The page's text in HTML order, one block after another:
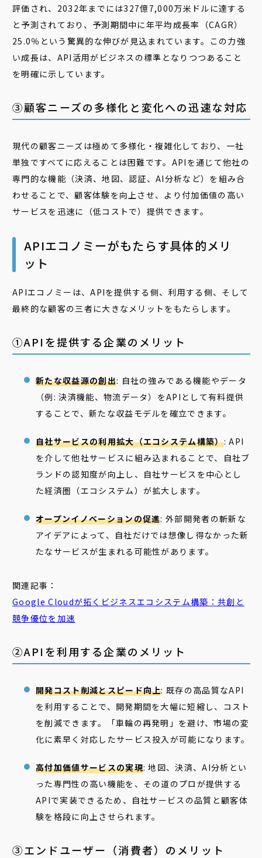
評価され、2032年までには327億7,000万米ドルに達する
と予測されており、予測期間中に年平均成長率（CAGR）
25.0％という驚異的な伸びが見込まれています。この力強
い成長は、API活用がビジネスの標準となりつつあること
を明確に示しています。
③顧客ニーズの多様化と変化への迅速な対応
現代の顧客ニーズは極めて多様化・複雑化しており、一社
単独ですべてに応えることは困難です。APIを通じて他社の
専門的な機能（決済、地図、認証、AI分析など）を組み合
わせることで、顧客体験を向上させ、より付加価値の高い
サービスを迅速に（低コストで）提供できます。
APIエコノミーがもたらす具体的メリ
ット
APIエコノミーは、APIを提供する側、利用する側、そして
最終的な顧客の三者に大きなメリットをもたらします。
①APIを提供する企業のメリット
新たな収益源の創出: 自社の強みである機能やデータ
（例: 決済機能、物流データ）をAPIとして有料提供
することで、新たな収益モデルを確立できます。
自社サービスの利用拡大（エコシステム構築）: API
を介して他社サービスに組み込まれることで、自社ブ
ランドの認知度が向上し、自社サービスを中心とし
た経済圏（エコシステム）が拡大します。
オープンイノベーションの促進: 外部開発者の斬新な
アイデアによって、自社だけでは想像し得なかった新
たなサービスが生まれる可能性があります。
関連記事：
Google Cloudが拓くビジネスエコシステム構築：共創と
競争優位を加速
②APIを利用する企業のメリット
開発コスト削減とスピード向上: 既存の高品質なAPI
を利用することで、開発期間を大幅に短縮し、コスト
を削減できます。「車輪の再発明」を避け、市場の変
化に素早く対応したサービス投入が可能になります。
高付加価値サービスの実現: 地図、決済、AI分析とい
った専門性の高い機能を、その道のプロが提供する
APIで実装できるため、自社サービスの品質と顧客体
験を格段に向上させられます。
③エンドユーザー（消費者）のメリット